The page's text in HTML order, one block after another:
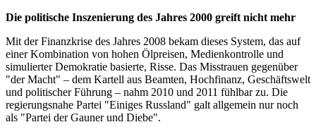
Die politische Inszenierung des Jahres 2000 greift nicht mehr
Mit der Finanzkrise des Jahres 2008 bekam dieses System, das auf
einer Kombination von hohen Ölpreisen, Medienkontrolle und
simulierter Demokratie basierte, Risse. Das Misstrauen gegenüber
"der Macht" – dem Kartell aus Beamten, Hochfinanz, Geschäftswelt
und politischer Führung – nahm 2010 und 2011 fühlbar zu. Die
regierungsnahe Partei "Einiges Russland" galt allgemein nur noch
als "Partei der Gauner und Diebe".